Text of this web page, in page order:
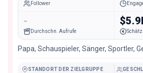
Follower
-
Durchschn. Aufrufe
Papa, Schauspieler, Sänger, Sportler,
STANDORT DER ZIELGRUPPE